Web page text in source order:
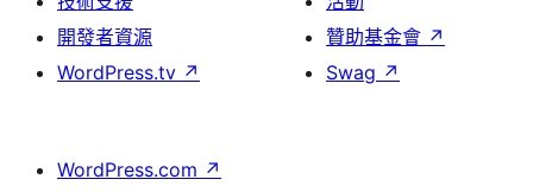
開發者資源
WordPress.tv ↗
贊助基金會 ↗
Swag ↗
WordPress.com ↗